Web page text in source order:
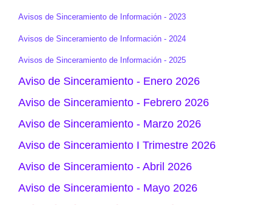
Avisos de Sinceramiento de Información - 2023
Avisos de Sinceramiento de Información - 2024
Avisos de Sinceramiento de Información - 2025
Aviso de Sinceramiento - Enero 2026
Aviso de Sinceramiento - Febrero 2026
Aviso de Sinceramiento - Marzo 2026
Aviso de Sinceramiento I Trimestre 2026
Aviso de Sinceramiento - Abril 2026
Aviso de Sinceramiento - Mayo 2026